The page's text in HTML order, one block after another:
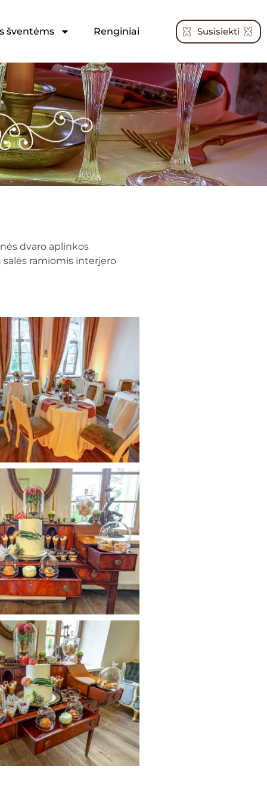
šventėms Renginiai Susisiekti
dvaro aplinkos
ramiomis interjero